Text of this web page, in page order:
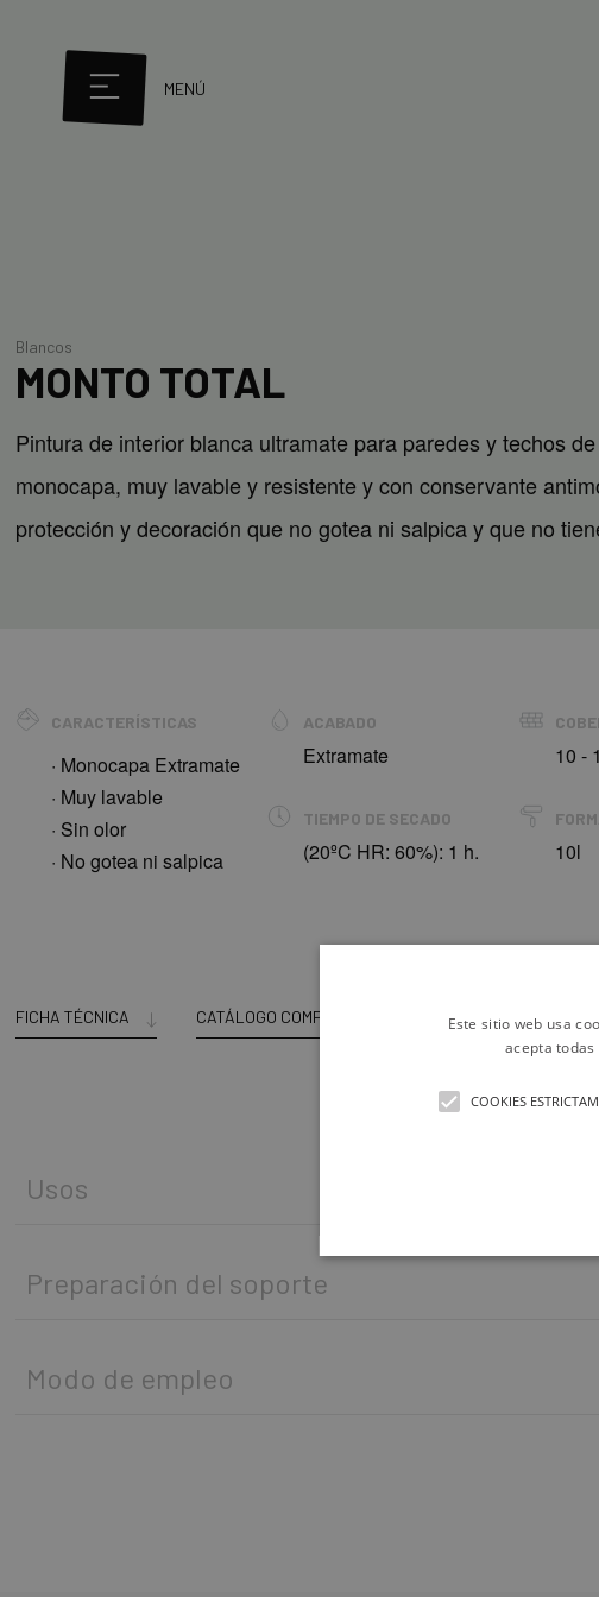
MENÚ
Blancos
MONTO TOTAL
Pintura de interior blanca ultramate para paredes y techos
monocapa, muy lavable y resistente y con conservante
protección y decoración que no gotea ni salpica y que no
CARACTERÍSTICAS
· Monocapa Extramate
· Muy lavable
· Sin olor
· No gotea ni salpica
ACABADO
Extramate 10 -
TIEMPO DE SECADO
(20ºC HR: 60%): 1 h. 10l
FICHA TÉCNICA CATÁLOGO COMPLETO
Usos
Preparación del soporte
Modo de empleo
Este sitio web usa
acepta
COOKIES